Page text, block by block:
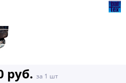
руб. за 1 шт